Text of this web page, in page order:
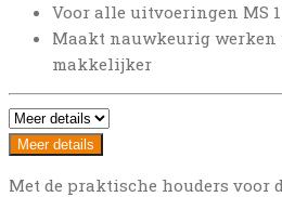
Voor alle uitvoeringen MS
Maakt nauwkeurig werken
makkelijker
Meer details
Met de praktische houders voor